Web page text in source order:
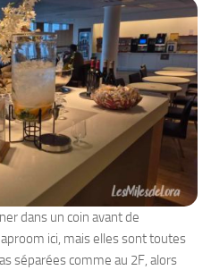
dans un coin avant de
ici, mais elles sont toutes
séparées comme au 2F, alors